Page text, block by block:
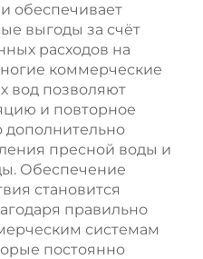
обеспечивает
выгоды за счёт
расходов на
коммерческие
вод позволяют
и повторное
дополнительно
пресной воды и
Обеспечение
становится
правильно
системам
постоянно